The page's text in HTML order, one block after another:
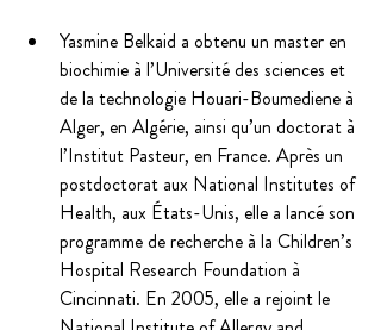
Yasmine Belkaid a obtenu un master en
biochimie à l’Université des sciences et
de la technologie Houari-Boumediene à
Alger, en Algérie, ainsi qu’un doctorat à
l’Institut Pasteur, en France. Après un
postdoctorat aux National Institutes of
Health, aux États-Unis, elle a lancé son
programme de recherche à la Children’s
Hospital Research Foundation à
Cincinnati. En 2005, elle a rejoint le